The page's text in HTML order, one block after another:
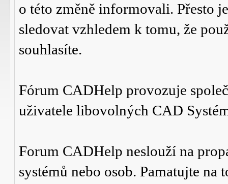
o této změně informovali. Přesto
sledovat vzhledem k tomu, že
souhlasíte.
Fórum CADHelp provozuje
uživatele libovolných CAD
Forum CADHelp neslouží na
systémů nebo osob. Pamatujte